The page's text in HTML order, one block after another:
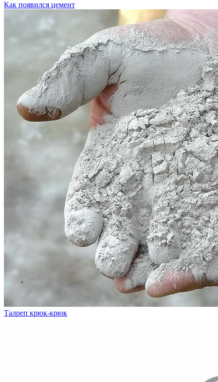
Как появился цемент
Талреп крюк-крюк